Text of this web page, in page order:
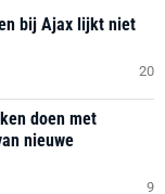
bij Ajax lijkt niet
20
doen met
nieuwe
9